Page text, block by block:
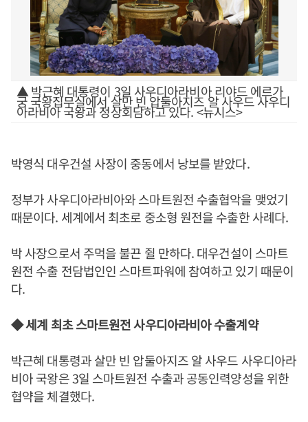
▲ 박근혜 대통령이 3일 사우디아라비아 리야드 에르가
궁 국왕집무실에서 살만 빈 압둘아지즈 알 사우드 사우디
아라비아 국왕과 정상회담하고 있다. <뉴시스>
박영식 대우건설 사장이 중동에서 낭보를 받았다.
정부가 사우디아라비아와 스마트원전 수출협악을 맺었기
때문이다. 세계에서 최초로 중소형 원전을 수출한 사례다.
박 사장으로서 주먹을 불끈 쥘 만하다. 대우건설이 스마트
원전 수출 전담법인인 스마트파워에 참여하고 있기 때문이
다.
◆ 세계 최초 스마트원전 사우디아라비아 수출계약
박근혜 대통령과 살만 빈 압둘아지즈 알 사우드 사우디아라
비아 국왕은 3일 스마트원전 수출과 공동인력양성을 위한
협약을 체결했다.